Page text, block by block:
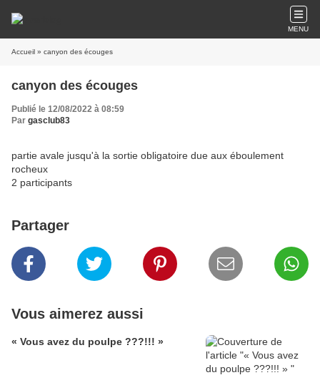
MENU
Accueil » canyon des écouges
canyon des écouges
Publié le 12/08/2022 à 08:59
Par gasclub83
partie avale jusqu'à la sortie obligatoire due aux éboulement
rocheux
2 participants
Partager
Vous aimerez aussi
« Vous avez du poulpe ???!!! »